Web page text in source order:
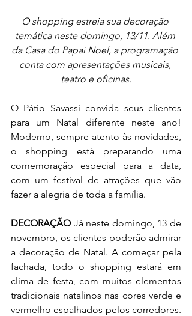
O shopping estreia sua decoração
temática neste domingo, 13/11. Além
da Casa do Papai Noel, a programação
conta com apresentações musicais,
teatro e oficinas.
O Pátio Savassi convida seus clientes
para um Natal diferente neste ano!
Moderno, sempre atento às novidades,
o shopping está preparando uma
comemoração especial para a data,
com um festival de atrações que vão
fazer a alegria de toda a família.
DECORAÇÃO Já neste domingo, 13 de
novembro, os clientes poderão admirar
a decoração de Natal. A começar pela
fachada, todo o shopping estará em
clima de festa, com muitos elementos
tradicionais natalinos nas cores verde e
vermelho espalhados pelos corredores.